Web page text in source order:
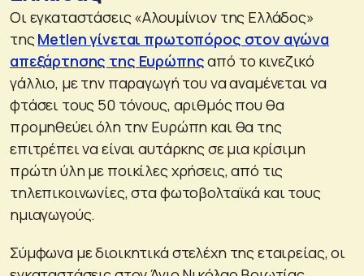
Οι εγκαταστάσεις «Αλουμίνιον της Ελλάδος»
τηςMetlen γίνεται πρωτοπόρος στον αγώνα
απεξάρτησης της Ευρώπηςαπό το κινεζικό
γάλλιο, με την παραγωγή του να αναμένεται να
φτάσει τους 50 τόνους, αριθμός που θα
προμηθεύει όλη την Ευρώπη και θα της
επιτρέπει να είναι αυτάρκης σε μια κρίσιμη
πρώτη ύλη με ποικίλες χρήσεις, από τις
τηλεπικοινωνίες, στα φωτοβολταϊκά και τους
ημιαγωγούς.
Σύμφωνα με διοικητικά στελέχη της εταιρείας, οι